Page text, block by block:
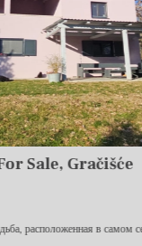
620 000 € -3 %
House, 160
На продажу